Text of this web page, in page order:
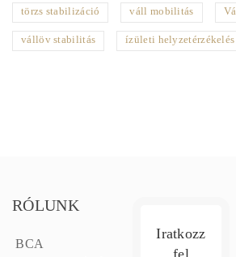
törzs stabilizáció váll mobilitás
vállöv stabilitás ízületi helyzetérzékelés
RÓLUNK
BCA
Iratkozz
fel